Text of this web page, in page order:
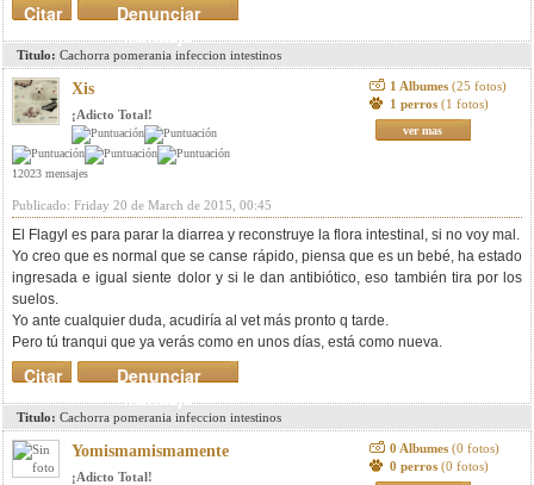
Denunciar
mensaje
Citar
Titulo: Cachorra pomerania infeccion intestinos
Xis
¡Adicto Total!
12023 mensajes
1 Albumes (25 fotos)
1 perros (1 fotos)
ver mas
Publicado: Friday 20 de March de 2015, 00:45
El Flagyl es para parar la diarrea y reconstruye la flora intestinal, si no voy mal.
Yo creo que es normal que se canse rápido, piensa que es un bebé, ha estado
ingresada e igual siente dolor y si le dan antibiótico, eso también tira por los
suelos.
Yo ante cualquier duda, acudiría al vet más pronto q tarde.
Pero tú tranqui que ya verás como en unos días, está como nueva.
Denunciar
mensaje
Citar
Titulo: Cachorra pomerania infeccion intestinos
Yomismamismamente
¡Adicto Total!
0 Albumes (0 fotos)
0 perros (0 fotos)